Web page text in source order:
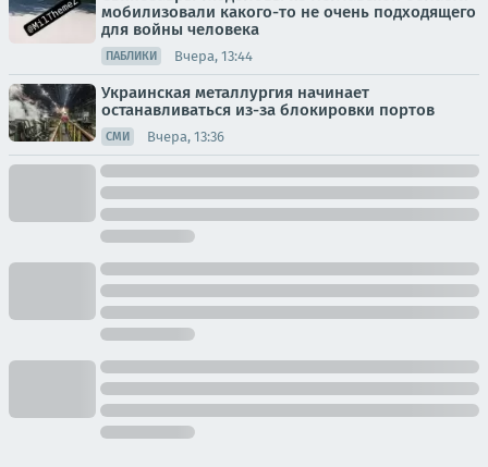
мобилизовали какого-то не очень подходящего
для войны человека
ПАБЛИКИ Вчера, 13:44
Украинская металлургия начинает
останавливаться из-за блокировки портов
СМИ Вчера, 13:36